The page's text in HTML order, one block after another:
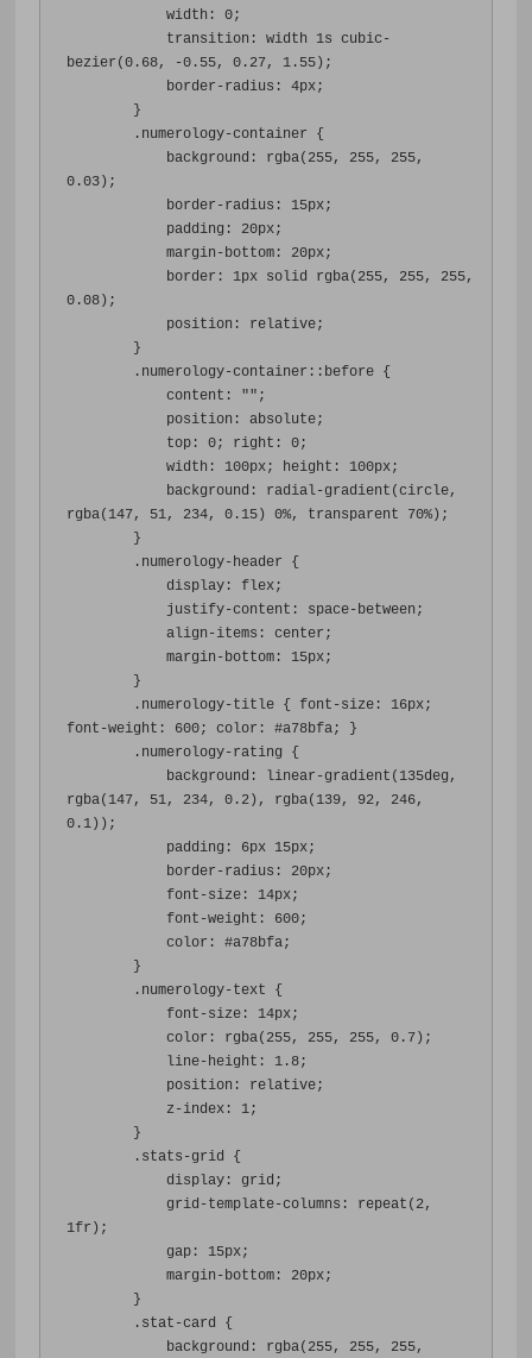
width : 0;
transition : width 1s cubic-
bezier (0.68, -0.55, 0.27, 1.55 );
border-radius : 4px;
}
. numerology-container {
background : rgba( 255, 255, 255,
0.03 );
border-radius : 15px;
padding : 20px;
margin-bottom : 20px;
border : 1px solid rgba( 255, 255, 255,
0.08 );
position : relative;
}
. numerology-container :: before {
content : "" ;
position : absolute;
top : 0; right : 0;
width : 100px; height : 100px;
background : radial-gradient (circle,
rgba( 147, 51, 234, 0.15 ) 0%, transparent 70% );
}
. numerology-header {
display : flex;
justify-content : space-between ;
align-items : center ;
margin-bottom : 15px;
}
. numerology-title { font-size : 16px;
font-weight : 600; color : #a78bfa;
}
. numerology-rating {
background : linear-gradient ( 135deg ,
rgba( 147, 51, 234, 0.2 ), rgba( 139, 92, 246,
0.1 ));
padding : 6px 15px;
border-radius : 20px;
font-size : 14px;
font-weight : 600;
color : #a78bfa;
}
. numerology-text {
font-size : 14px;
color : rgba( 255, 255, 255, 0.7 );
line-height : 1.8;
position : relative;
z-index : 1;
}
. stats-grid {
display : grid ;
grid-template-columns : repeat ( 2,
1fr );
gap : 15px;
margin-bottom : 20px;
}
. stat-card {
background : rgba( 255, 255, 255,